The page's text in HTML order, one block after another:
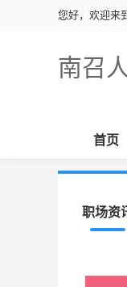
您好，欢迎来
南召
首页
职场资